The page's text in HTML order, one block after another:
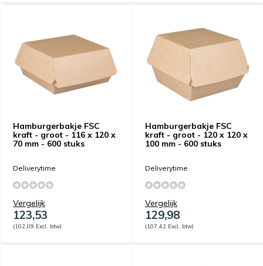
Hamburgerbakje FSC
kraft - groot - 116 x 120 x
70 mm - 600 stuks
Deliverytime
Vergelijk
123,53
(102,09 Excl. btw)
Hamburgerbakje FSC
kraft - groot - 120 x 120 x
100 mm - 600 stuks
Deliverytime
Vergelijk
129,98
(107,42 Excl. btw)